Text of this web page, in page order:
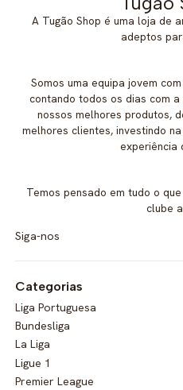
A Tugão Shop é uma loja de
adeptos
Somos uma equipa jovem
contando todos os dias com
nossos melhores produtos,
melhores clientes, investindo
experiência
Temos pensado em tudo o
clube
Siga-nos
Categorias
Liga Portuguesa
Bundesliga
La Liga
Ligue 1
Premier League